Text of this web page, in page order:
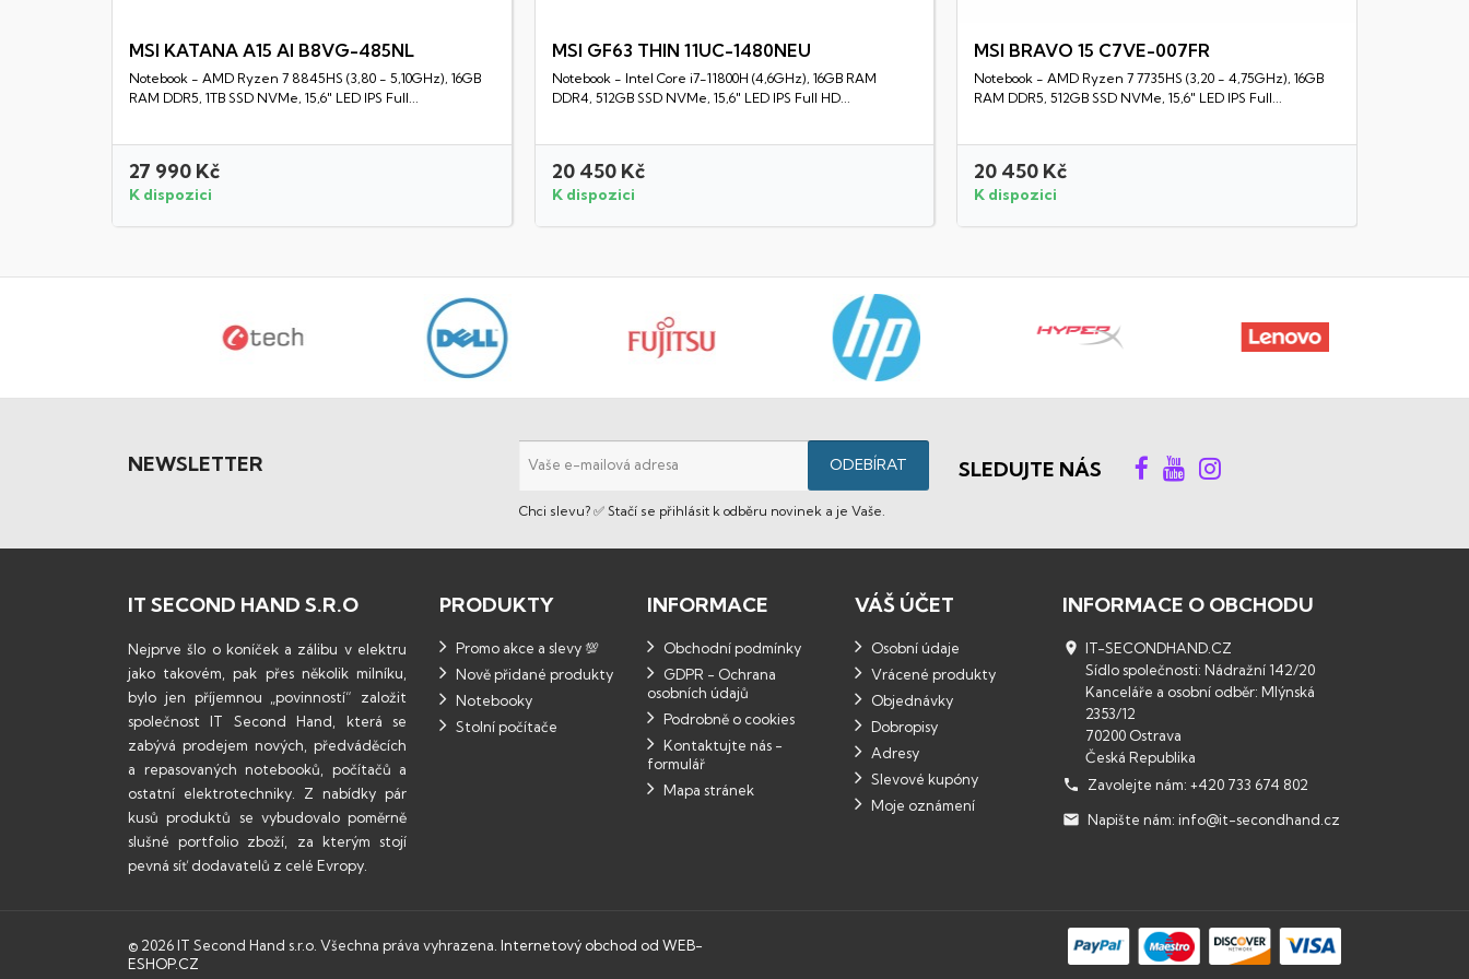
Rychlý náhled
MSI KATANA A15 AI B8VG-485NL
Notebook - AMD Ryzen 7 8845HS (3,80 - 5,10GHz), 16GB
RAM DDR5, 1TB SSD NVMe, 15,6" LED IPS Full...
27 990 Kč
K dispozici
Rychlý náhled
MSI GF63 THIN 11UC-1480NEU
Notebook - Intel Core i7-11800H (4,6GHz), 16GB RAM
DDR4, 512GB SSD NVMe, 15,6" LED IPS Full HD...
20 450 Kč
K dispozici
Rychlý náhled
MSI BRAVO 15 C7VE-007FR
Notebook - AMD Ryzen 7 7735HS (3,20 - 4,75GHz), 16GB
RAM DDR5, 512GB SSD NVMe, 15,6" LED IPS Full...
20 450 Kč
K dispozici
NEWSLETTER
Chci slevu? ✅ Stačí se přihlásit k odběru novinek a je Vaše.
SLEDUJTE NÁS
IT SECOND HAND S.R.O
Nejprve šlo o koníček a zálibu v elektru
jako takovém, pak přes několik milníku,
bylo jen příjemnou „povinností“ založit
společnost IT Second Hand, která se
zabývá prodejem nových, předváděcích
a repasovaných notebooků, počítačů a
ostatní elektrotechniky. Z nabídky pár
kusů produktů se vybudovalo poměrně
slušné portfolio zboží, za kterým stojí
pevná síť dodavatelů z celé Evropy.
PRODUKTY
Promo akce a slevy 💯
Nově přidané produkty
Notebooky
Stolní počítače
INFORMACE
Obchodní podmínky
GDPR - Ochrana
osobních údajů
Podrobně o cookies
Kontaktujte nás -
formulář
Mapa stránek
VÁŠ ÚČET
Osobní údaje
Vrácené produkty
Objednávky
Dobropisy
Adresy
Slevové kupóny
Moje oznámení
INFORMACE O OBCHODU
 IT-SECONDHAND.CZ
Sídlo společnosti: Nádražní 142/20
Kanceláře a osobní odběr: Mlýnská
2353/12
70200 Ostrava
Česká Republika

Zavolejte nám: +420 733 674 802
 Napište nám: info@it-secondhand.cz
© 2026 IT Second Hand s.r.o. Všechna práva vyhrazena. Internetový obchod od WEB-
ESHOP.CZ